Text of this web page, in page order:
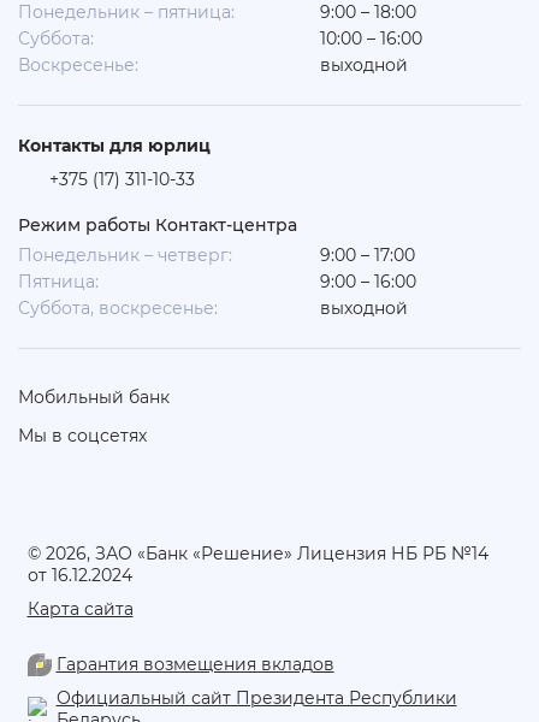
Понедельник – пятница:
9:00 – 18:00
Суббота:
10:00 – 16:00
Воскресенье:
выходной
Контакты для юрлиц
+375 (17) 311-10-33
Режим работы Контакт-центра
Понедельник – четверг:
9:00 – 17:00
Пятница:
9:00 – 16:00
Суббота, воскресенье:
выходной
Мобильный банк
Мы в соцсетях
© 2026, ЗАО «Банк «Решение» Лицензия НБ РБ №14
от 16.12.2024
Карта сайта
Гарантия возмещения вкладов
Официальный сайт Президента Республики